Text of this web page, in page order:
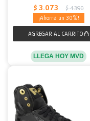
$ 3.073 $ 4.390
30
LLEGA HOY MVD